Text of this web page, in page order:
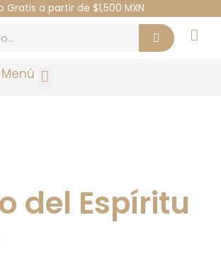
Gratis a partir de $1,500 MXN
Menú
del Espíritu